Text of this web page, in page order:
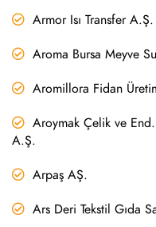
Armor Isı Transfer A.Ş.
Aroma Bursa Meyve
Aromillora Fidan
Aroymak Çelik ve
A.Ş.
Arpaş AŞ.
Ars Deri Tekstil Gıda